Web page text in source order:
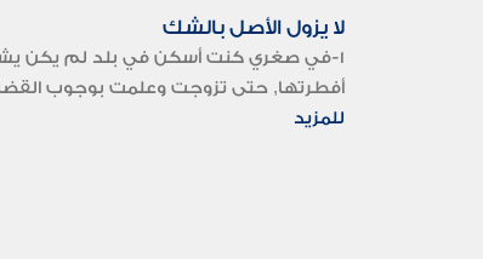
لا يزول الأصل بالشك
1-في صغري كنت أسكن في بلد لم يكن يشدد
أفطرتها, حتى تزوجت وعلمت بوجوب
للمزيد